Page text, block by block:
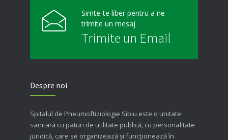
Simte-te liber pentru a ne
trimite un mesaj
Trimite un Email
Despre noi
Spitalul de Pneumoftiziologie Sibiu este o unitate
sanitară cu paturi de utilitate publică, cu personalitate
juridică, care se organizează şi funcţionează în